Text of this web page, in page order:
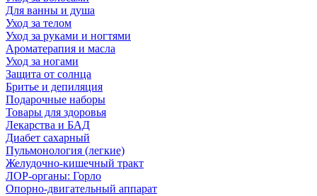
Для ванны и душа
Уход за телом
Уход за руками и ногтями
Ароматерапия и масла
Уход за ногами
Защита от солнца
Бритье и депиляция
Подарочные наборы
Товары для здоровья
Лекарства и БАД
Диабет сахарный
Пульмонология (легкие)
Желудочно-кишечный тракт
ЛОР-органы: Горло
Опорно-двигательный аппарат